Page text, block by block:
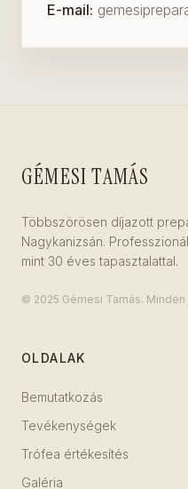
E-mail:
GÉMESI TAMÁS
Többszörösen díjazott
Nagykanizsán.
mint 30 éves tapasztalattal.
© 2025 Gémesi Tamás.
OLDALAK
Bemutatkozás
Tevékenységek
Trófea értékesítés
Galéria